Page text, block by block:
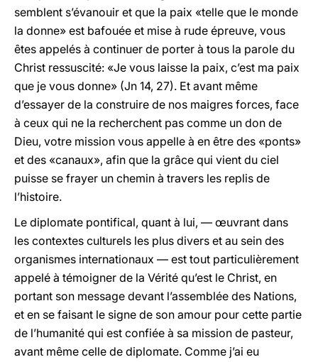
semblent s’évanouir et que la paix «telle que le monde
la donne» est bafouée et mise à rude épreuve, vous
êtes appelés à continuer de porter à tous la parole du
Christ ressuscité: «Je vous laisse la paix, c’est ma paix
que je vous donne» (Jn 14, 27). Et avant même
d’essayer de la construire de nos maigres forces, face
à ceux qui ne la recherchent pas comme un don de
Dieu, votre mission vous appelle à en être des «ponts»
et des «canaux», afin que la grâce qui vient du ciel
puisse se frayer un chemin à travers les replis de
l’histoire.
Le diplomate pontifical, quant à lui, — œuvrant dans
les contextes culturels les plus divers et au sein des
organismes internationaux — est tout particulièrement
appelé à témoigner de la Vérité qu’est le Christ, en
portant son message devant l’assemblée des Nations,
et en se faisant le signe de son amour pour cette partie
de l’humanité qui est confiée à sa mission de pasteur,
avant même celle de diplomate. Comme j’ai eu